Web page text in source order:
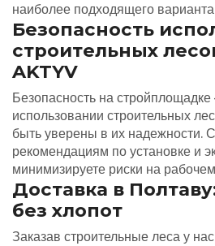
наиболее подходящего
Безопасность
строительных
AKTYV
Безопасность на
использовании строительных
быть уверены в их надежности.
рекомендациям по установке и
минимизируете риски на
Доставка в
без хлопот
Заказав строительные леса у